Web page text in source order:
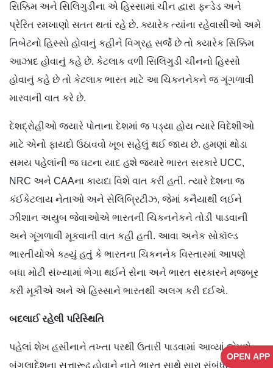
OPEN APP
સિક્કિમ અને સિલિગુડીના એ હિસ્સામાં ચીન દ્વારા ફન્ડેડ અને
પ્રેરિત રમખાણો સતત થતાં રહે છે. ક્યારેક ત્યાંના રહેવાસીઓ અમે
તિબેટનો હિસ્સો હોવાનું કહીને વિગ્રહ સર્જે છે તો ક્યારેક સિક્કિમ
આઝાદ હોવાનું કહે છે. કેટલાક વળી સિલિગુડી ચીનનો હિસ્સો
હોવાનું કહે છે તો કેટલાક ભારત માટે આ ચિકનનેકને જ ગૂંગળાવી
મારવાની વાત કરે છે.
દેશદ્રોહીઓ જ્યારે પોતાના દેશમાં જ પડ્યા હોય ત્યારે વિદેશીઓ
માટે એનો ફાયદો ઉઠાવવો ખૂબ સહેલું થઈ જાય છે. હમણાં થોડા
સમય પહેલાંની જ ઘટના યાદ હશે જ્યારે ભારત સરકારે UCC,
NRC અને CAAના કાયદા વિશે વાત કરી હતી. ત્યારે દેશના જ
કંઈકેટલાય નેતાઓ અને સેલિબ્રિટીઝ, જેમાં કનૈયાથી લઈને
ઝીશાન અયુબ જેવાઓએ ભારતની ચિકનનેકને તોડી પાડવાની
અને ગૂંગળાવી મૂકવાની વાત કહી હતી. આવા અનેક સોકૉલ્ડ
ભારતીયોએ કહ્યું હતું કે ભારતના ચિકનનેક વિસ્તારમાં આપણે
બધા મોટી સંખ્યામાં ભેગા થઈને સેના અને ભારત સરકારને મજબૂર
કરી મૂકીએ અને એ હિસ્સાને ભારતથી અલગ કરી દઈએ.
બદલાઈ રહેલી પરિસ્થિતિ
પહેલાં શેખ હસીનાને તખ્તા પરથી ઉતારી પાડવામાં આવ્યાં જેમણે
બંગલાદેશના સત્તારૂઢ હોવાને નાતે ભારત સાથે સારા સંબંધો જાળવી